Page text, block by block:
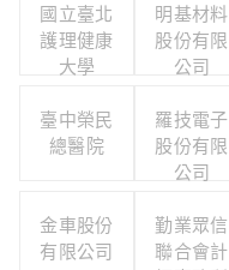
國立臺北
護理健康
大學
明基材料
股份有限
公司
臺中榮民
總醫院
羅技電子
股份有限
公司
金車股份
有限公司
勤業眾信
聯合會計